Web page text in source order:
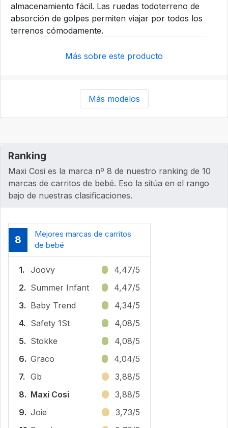
almacenamiento fácil. Las ruedas todoterreno de
absorción de golpes permiten viajar por todos los
terrenos cómodamente.
Más sobre este producto
Más modelos
Ranking
Maxi Cosi es la marca nº 8 de nuestro ranking de 10
marcas de carritos de bebé. Eso la sitúa en el rango
bajo de nuestras clasificaciones.
8
Mejores marcas de carritos
de bebé
1. Joovy
4,47/5
2. Summer Infant
4,47/5
3. Baby Trend
4,34/5
4. Safety 1St
4,08/5
5. Stokke
4,08/5
6. Graco
4,04/5
7. Gb
3,88/5
8. Maxi Cosi
3,88/5
9. Joie
3,73/5